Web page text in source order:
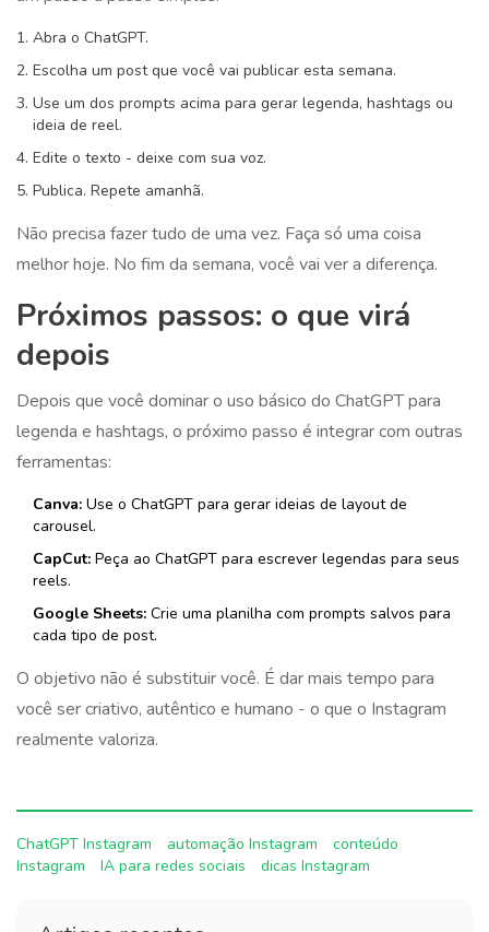
Abra o ChatGPT.
Escolha um post que você vai publicar esta semana.
Use um dos prompts acima para gerar legenda, hashtags ou
ideia de reel.
Edite o texto - deixe com sua voz.
Publica. Repete amanhã.
Não precisa fazer tudo de uma vez. Faça só uma coisa
melhor hoje. No fim da semana, você vai ver a diferença.
Próximos passos: o que virá
depois
Depois que você dominar o uso básico do ChatGPT para
legenda e hashtags, o próximo passo é integrar com outras
ferramentas:
Canva: Use o ChatGPT para gerar ideias de layout de
carousel.
CapCut: Peça ao ChatGPT para escrever legendas para seus
reels.
Google Sheets: Crie uma planilha com prompts salvos para
cada tipo de post.
O objetivo não é substituir você. É dar mais tempo para
você ser criativo, autêntico e humano - o que o Instagram
realmente valoriza.
ChatGPT Instagram automação Instagram
conteúdo
Instagram
IA para redes sociais dicas Instagram